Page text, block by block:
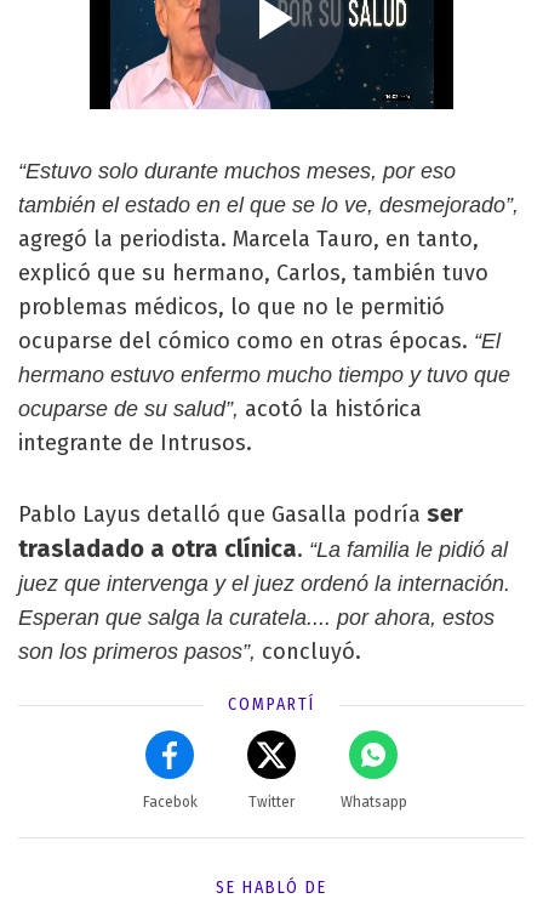
“Estuvo solo durante muchos meses, por eso
también el estado en el que se lo ve, desmejorado”,
agregó la periodista. Marcela Tauro, en tanto,
explicó que su hermano, Carlos, también tuvo
problemas médicos, lo que no le permitió
ocuparse del cómico como en otras épocas. “El
hermano estuvo enfermo mucho tiempo y tuvo que
ocuparse de su salud”, acotó la histórica
integrante de Intrusos.
Pablo Layus detalló que Gasalla podría ser
trasladado a otra clínica. “La familia le pidió al
juez que intervenga y el juez ordenó la internación.
Esperan que salga la curatela.... por ahora, estos
son los primeros pasos”, concluyó.
COMPARTÍ
Facebok Twitter Whatsapp
SE HABLÓ DE